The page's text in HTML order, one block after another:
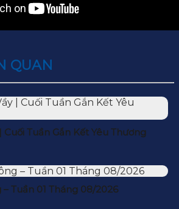
QUAN
Cuối Tuần Gắn Kết Yêu Thương
Tuần 01 Tháng 08/2026